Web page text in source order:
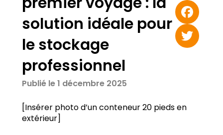
Email
Facebook
solution idéale pour
le stockage
professionnel
Publié le 1 décembre 2025
[Insérer photo d’un conteneur 20 pieds en
extérieur]